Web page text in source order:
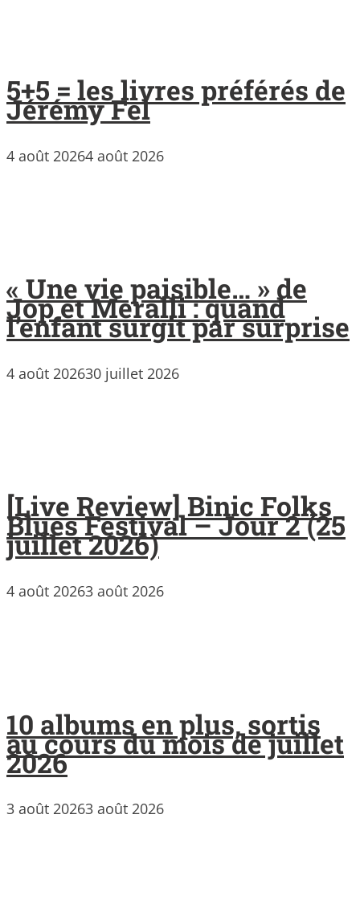
5+5 = les livres préférés de
Jérémy Fel
4 août 20264 août 2026
« Une vie paisible… » de
Jop et Meralli : quand
l’enfant surgit par surprise
4 août 202630 juillet 2026
[Live Review] Binic Folks
Blues Festival – Jour 2 (25
juillet 2026)
4 août 20263 août 2026
10 albums en plus, sortis
au cours du mois de juillet
2026
3 août 20263 août 2026